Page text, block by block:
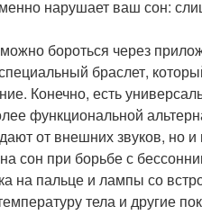
нарушает ваш сон:
бороться через
браслет,
Конечно, есть
функциональной
от внешних звуков, но
сон при борьбе с
на пальце и лампы со
тела и другие